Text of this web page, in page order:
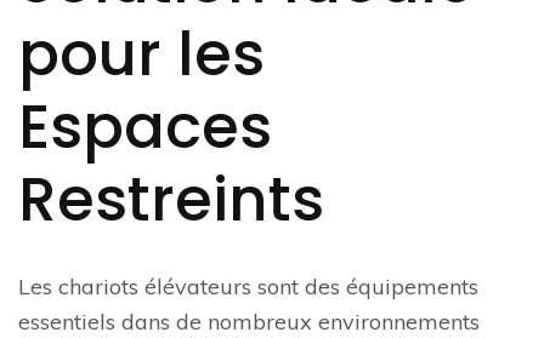
pour les
Espaces
Restreints
Les chariots élévateurs sont des équipements
essentiels dans de nombreux environnements